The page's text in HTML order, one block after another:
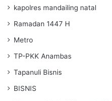
kapolres mandailing natal
Ramadan 1447 H
Metro
TP-PKK Anambas
Tapanuli Bisnis
BISNIS